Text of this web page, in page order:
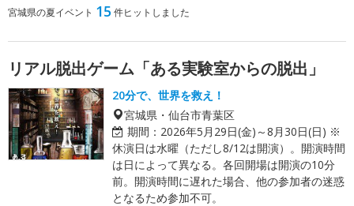
宮城県の夏イベント 15 件ヒットしました
リアル脱出ゲーム「ある実験室からの脱出」
20分で、世界を救え！
宮城県・仙台市青葉区
期間： 2026年5月29日(金)～8月30日(日) ※
休演日は水曜（ただし8/12は開演）。開演時間
は日によって異なる。各回開場は開演の10分
前。開演時間に遅れた場合、他の参加者の迷惑
となるため参加不可。